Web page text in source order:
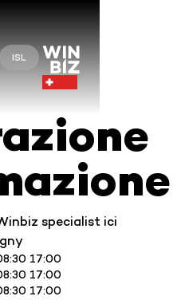
ISL
specialist ici
17:00
17:00
17:00